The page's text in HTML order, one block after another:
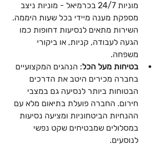
מוניות 24/7 בכרמיאל - מוניות ניצב
מספקת מענה מיידי בכל שעות היממה.
השירות מתאים לנסיעות דחופות כמו
הגעה לעבודה, קניות, או ביקורי
משפחה.
בטיחות מעל הכל: הנהגים המקצועיים
בחברה מכירים היטב את הדרכים
הבטוחות ביותר לנסיעה גם במצבי
חירום. החברה פועלת בתיאום מלא עם
ההנחיות הביטחוניות ומציעה נסיעות
במסלולים שמבטיחים שקט נפשי
לנוסעים.